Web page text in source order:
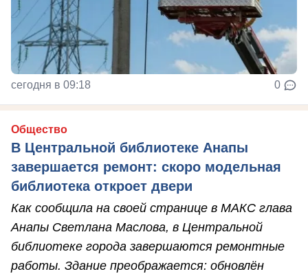
сегодня в 09:18 0
Общество
В Центральной библиотеке Анапы
завершается ремонт: скоро модельная
библиотека откроет двери
Как сообщила на своей странице в МАКС глава
Анапы Светлана Маслова, в Центральной
библиотеке города завершаются ремонтные
работы. Здание преображается: обновлён